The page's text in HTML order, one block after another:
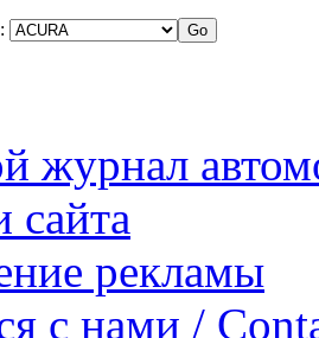
журнал
сайта
рекламы
с нами /